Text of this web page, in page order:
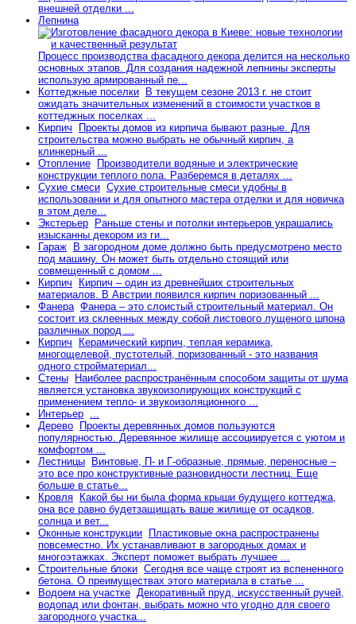
внешней отделки ...
Лепнина
Процесс производства фасадного декора делится на несколько
основных этапов. Для создания надежной лепнины эксперты
использую армированный пе...
Коттеджные поселки
В текущем сезоне 2013 г. не стоит
ожидать значительных изменений в стоимости участков в
коттеджных поселках ...
Кирпич
Проекты домов из кирпича бывают разные. Для
строительства можно выбрать не обычный кирпич, а
клинкерный ...
Отопление
Производители водяные и электрические
конструкции теплого пола. Разберемся в деталях ...
Сухие смеси Сухие строительные смеси удобны в
использовании и для опытного мастера отделки и для новичка
в этом деле...
Экстерьер
Раньше стены и потолки интерьеров украшались
изысканны декором из ги...
Гараж
В загородном доме должно быть предусмотрено место
под машину. Он может быть отдельно стоящий или
совмещенный с домом ...
Кирпич
Кирпич – один из древнейших строительных
материалов. В Австрии появился кирпич поризованный ...
Фанера Фанера – это слоистый строительный материал. Он
состоит из склеенных между собой листового лущеного шпона
различных пород ...
Кирпич
Керамический кирпич, теплая керамика,
многощелевой, пустотелый, поризованный - это названия
одного стройматериал...
Стены
Наиболее распространённым способом защиты от шума
является установка звукоизолирующих конструкций с
применением тепло- и звукоизоляционного ...
Интерьер ...
Дерево
Проекты деревянных домов пользуются
популярностью. Деревянное жилище ассоциируется с уютом и
комфортом ...
Лестницы
Винтовые, П- и Г-образные, прямые, переносные –
это все про конструктивные разновидности лестниц. Еще
больше в статье...
Кровля
Какой бы ни была форма крыши будущего коттеджа,
она все равно будетзащищать ваше жилище от осадков,
солнца и вет...
Оконные конструкции
Пластиковые окна распространены
повсеместно. Их устанавливают в загородных домах и
многоэтажках. Эксперт поможет выбрать лучшее ...
Строительные блоки Сегодня все чаще строят из вспененного
бетона. О преимуществах этого материала в статье ...
Водоем на участке Декоративный пруд, искусственный ручей,
водопад или фонтан, выбрать можно что угодно для своего
загородного участка...